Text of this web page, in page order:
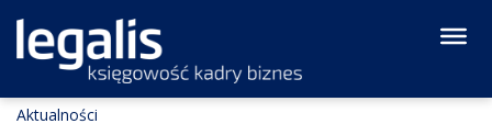
Aktualności